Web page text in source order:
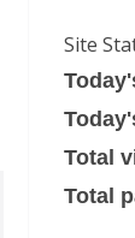
Site
Total
Total